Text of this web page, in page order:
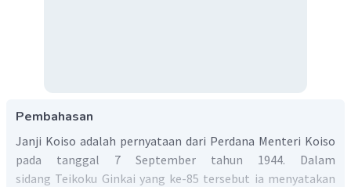
Pembahasan
Janji Koiso adalah pernyataan dari Perdana Menteri Koiso
pada tanggal 7 September tahun 1944. Dalam
sidang Teikoku Ginkai yang ke-85 tersebut ia menyatakan